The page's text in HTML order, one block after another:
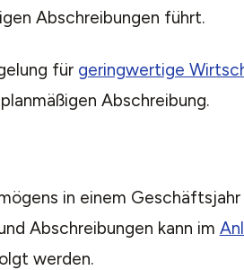
Abschreibungen führt.
für geringwertige
Abschreibung.
in einem Geschäftsjahr
Abschreibungen kann im
werden.